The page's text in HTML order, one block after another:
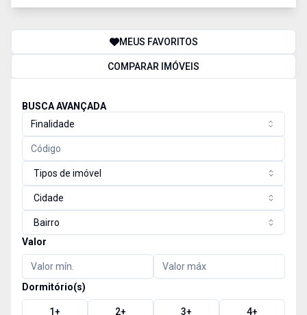
MEUS FAVORITOS
COMPARAR IMÓVEIS
BUSCA AVANÇADA
Finalidade
Tipos de imóvel
Cidade
Bairro
Valor
Dormitório(s)
1+ 2+ 3+ 4+